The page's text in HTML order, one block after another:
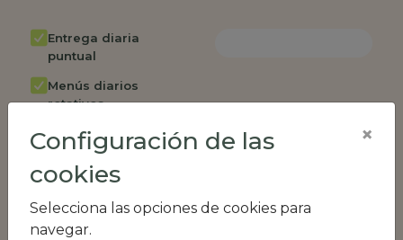
Entrega diaria
puntual
Menús diarios
rotativos
Cambio de menú
semanalmente
Factura única
Acceso individual
empleados
Configuración de las
cookies
Selecciona las opciones de cookies para
navegar.
×